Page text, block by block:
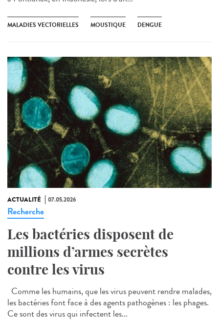
MALADIES VECTORIELLES MOUSTIQUE DENGUE
ACTUALITÉ 07.05.2026
Recherche
Les bactéries disposent de
millions d’armes secrètes
contre les virus
Comme les humains, que les virus peuvent rendre malades,
les bactéries font face à des agents pathogènes : les phages.
Ce sont des virus qui infectent les...